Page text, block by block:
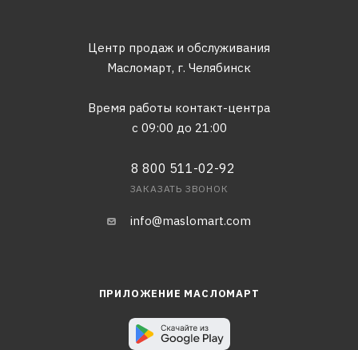
Центр продаж и обслуживания
Масломарт, г. Челябинск
Время работы контакт-центра
с 09:00 до 21:00
8 800 511-02-92
ЗАКАЗАТЬ ЗВОНОК
info@maslomart.com
ПРИЛОЖЕНИЕ МАСЛОМАРТ